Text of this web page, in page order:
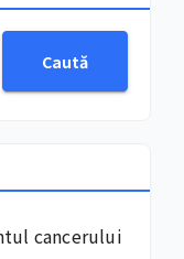
Caută
cancerului